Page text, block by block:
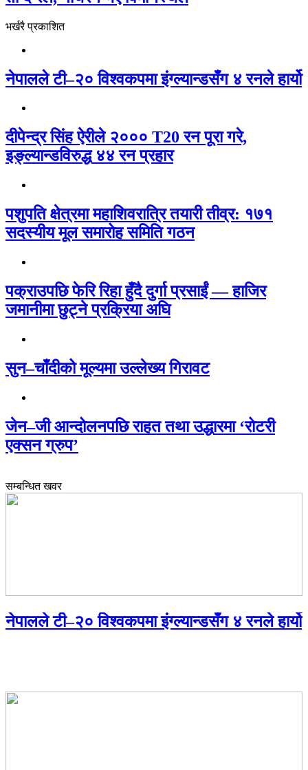
भर्खरै प्रकाशित
नेपालले टी–२० विश्वकपमा इंग्ल्यान्डसँग ४ रनले हार्यो
दीपेन्द्र सिंह ऐरीले २००० T20 रन पूरा गरे,
इङ्ल्यान्डविरुद्ध ४४ रन प्रहार
पशुपति क्षेत्रमा महाशिवरात्रि तयारी तीव्र: १७१
सदस्यीय मूल समारोह समिति गठन
पक्राउपछि फेरि रिहा हुँदै दुर्गा प्रसाईं — हाजिर
जमानीमा छुट्ने प्रक्रिया अघि
सुन–चाँदीको मूल्यमा उल्लेख्य गिरावट
जेन–जी आन्दोलनपछि राहत तथा उद्धारमा ‘रोटरी
एक्सन ग्रुप’
सम्बन्धित खवर
नेपालले टी–२० विश्वकपमा इंग्ल्यान्डसँग ४ रनले हार्यो